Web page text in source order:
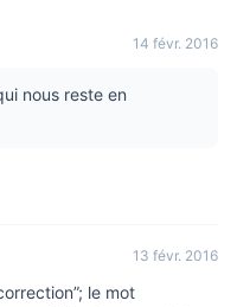
14 févr. 2016
nous reste en
13 févr. 2016
le mot